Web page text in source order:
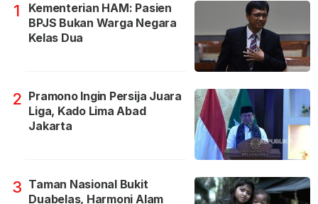
1
Kementerian HAM: Pasien
BPJS Bukan Warga Negara
Kelas Dua
2 Pramono Ingin Persija Juara
Liga, Kado Lima Abad
Jakarta
3 Taman Nasional Bukit
Duabelas, Harmoni Alam